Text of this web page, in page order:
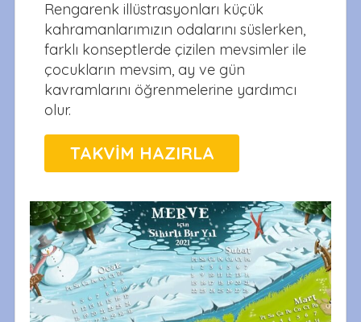
Rengarenk illüstrasyonları küçük
kahramanlarımızın odalarını süslerken,
farklı konseptlerde çizilen mevsimler ile
çocukların mevsim, ay ve gün
kavramlarını öğrenmelerine yardımcı
olur.
TAKVİM HAZIRLA